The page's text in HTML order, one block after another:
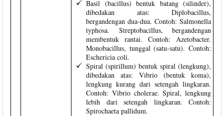
Basil (bacillus) bentuk batang (silinder),
dibedakan atas: Diplobacillus,
bergandengan dua-dua. Contoh: Salmonella
typhosa. Streptobacillus, bergandengan
membentuk rantai. Contoh: Azetobacter.
Monobacillus, tunggal (satu-satu). Contoh:
Eschericia coli.
Spiral (spirillum) bentuk spiral (lengkung),
dibedakan atas: Vibrio (bentuk koma),
lengkung kurang dari setengah lingkaran.
Contoh: Vibrio cholerae. Spiral, lengkung
lebih dari setengah lingkaran. Contoh:
Spirochaeta pallidum.